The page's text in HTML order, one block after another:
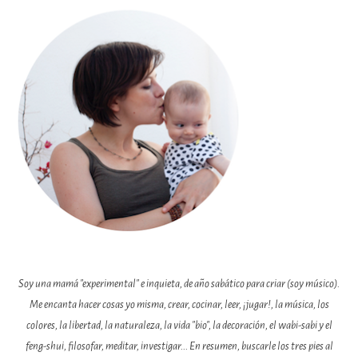
Soy una mamá "experimental" e inquieta, de año sabático para criar (soy músico).
Me encanta hacer cosas yo misma, crear, cocinar, leer, ¡jugar!, la música, los
colores, la libertad, la naturaleza, la vida "bio", la decoración, el wabi-sabi y el
feng-shui, filosofar, meditar, investigar... En resumen, buscarle los tres pies al